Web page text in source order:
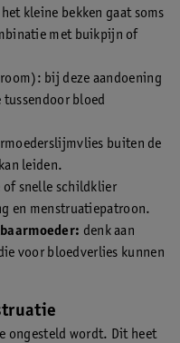
kleine bekken gaat soms
met buikpijn of
bij deze aandoening
bloed
buiten de
leiden.
of snelle schildklier
en menstruatiepatroon.
denk aan
voor bloedverlies kunnen
ongesteld wordt. Dit heet